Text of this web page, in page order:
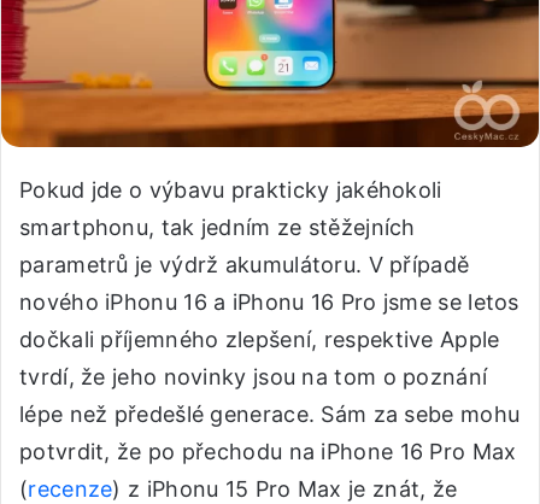
Pokud jde o výbavu prakticky jakéhokoli
smartphonu, tak jedním ze stěžejních
parametrů je výdrž akumulátoru. V případě
nového iPhonu 16 a iPhonu 16 Pro jsme se letos
dočkali příjemného zlepšení, respektive Apple
tvrdí, že jeho novinky jsou na tom o poznání
lépe než předešlé generace. Sám za sebe mohu
potvrdit, že po přechodu na iPhone 16 Pro Max
(recenze) z iPhonu 15 Pro Max je znát, že